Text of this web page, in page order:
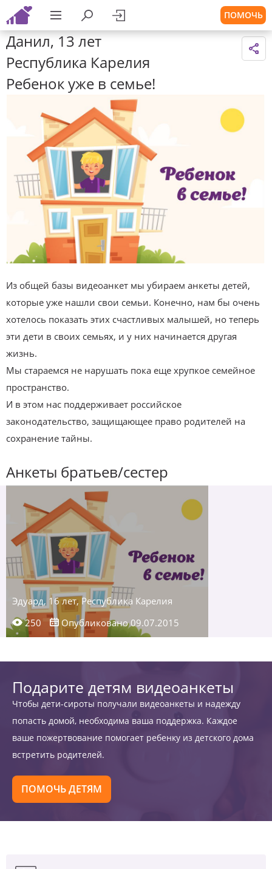
ПОМОЧЬ
Данил, 13 лет
Республика Карелия
Ребенок уже в семье!
Из общей базы видеоанкет мы убираем анкеты детей,
которые уже нашли свои семьи. Конечно, нам бы очень
хотелось показать этих счастливых малышей, но теперь
эти дети в своих семьях, и у них начинается другая
жизнь.
Мы стараемся не нарушать пока еще хрупкое семейное
пространство.
И в этом нас поддерживает российское
законодательство, защищающее право родителей на
сохранение тайны.
Анкеты братьев/сестер
Эдуард, 16 лет, Республика Карелия
250
Опубликовано 09.07.2015
Подарите детям видеоанкеты
Чтобы дети-сироты получали видеоанкеты и надежду
попасть домой, необходима ваша поддержка. Каждое
ваше пожертвование помогает ребенку из детского дома
встретить родителей.
ПОМОЧЬ ДЕТЯМ